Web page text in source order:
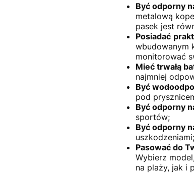
Być odporny
metalową
pasek jest
Posiadać
wbudowanym
monitorować
Mieć trwałą
najmniej
Być
pod
Być odporny
sportów;
Być odporny
uszkodzeniami;
Pasować do
Wybierz
na plaży, jak i